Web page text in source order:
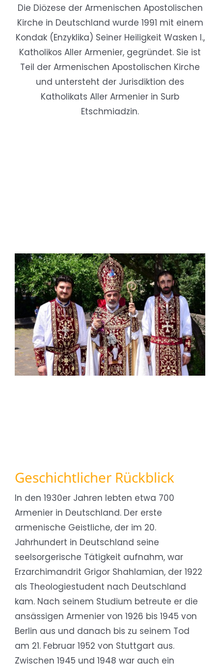
Die Diözese der Armenischen Apostolischen
Kirche in Deutschland wurde 1991 mit einem
Kondak (Enzyklika) Seiner Heiligkeit Wasken I.,
Katholikos Aller Armenier, gegründet. Sie ist
Teil der Armenischen Apostolischen Kirche
und untersteht der Jurisdiktion des
Katholikats Aller Armenier in Surb
Etschmiadzin.
Geschichtlicher Rückblick
In den 1930er Jahren lebten etwa 700
Armenier in Deutschland. Der erste
armenische Geistliche, der im 20.
Jahrhundert in Deutschland seine
seelsorgerische Tätigkeit aufnahm, war
Erzarchimandrit Grigor Shahlamian, der 1922
als Theologiestudent nach Deutschland
kam. Nach seinem Studium betreute er die
ansässigen Armenier von 1926 bis 1945 von
Berlin aus und danach bis zu seinem Tod
am 21. Februar 1952 von Stuttgart aus.
Zwischen 1945 und 1948 war auch ein